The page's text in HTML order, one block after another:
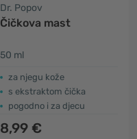
Dr. Popov
Čičkova mast
50 ml
za njegu kože
s ekstraktom čička
pogodno i za djecu
8,99 €